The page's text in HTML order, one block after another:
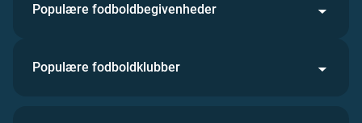
Populære fodboldbegivenheder
Populære fodboldklubber